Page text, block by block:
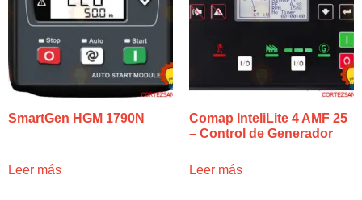
SmartGen HGM 1790N
Leer más
Comap InteliLite 4 AMF 25
– Control de Generador
Leer más